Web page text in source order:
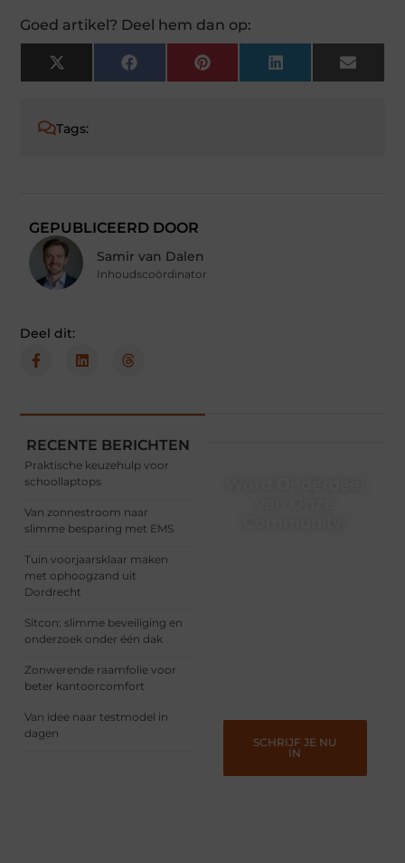
Goed artikel? Deel hem dan op:
X
(Twitter)
Facebook Pinterest LinkedIn Email
Tags:
GEPUBLICEERD DOOR
Samir van Dalen
Inhoudscoördinator
Deel dit:
RECENTE BERICHTEN
Praktische keuzehulp voor
schoollaptops
Van zonnestroom naar
slimme besparing met EMS
Tuin voorjaarsklaar maken
met ophoogzand uit
Dordrecht
Sitcon: slimme beveiliging en
onderzoek onder één dak
Zonwerende raamfolie voor
beter kantoorcomfort
Van idee naar testmodel in
dagen
SCHRIJF JE NU
IN